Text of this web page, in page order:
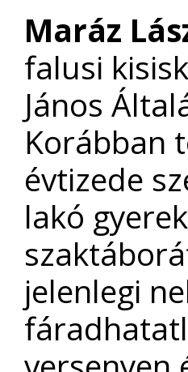
Maráz
falusi
János
Korábban
évtizede
lakó
jelenlegi